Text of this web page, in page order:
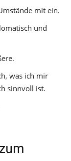
mit ein.
und
was ich mir
sinnvoll ist.